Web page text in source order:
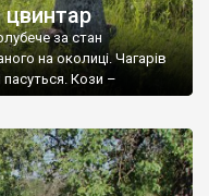
цвинтар
за стан
на околиці. Чагарів
пасуться. Кози –
старих кладовищ,
бо то улюблений
колекція
невелике, […]